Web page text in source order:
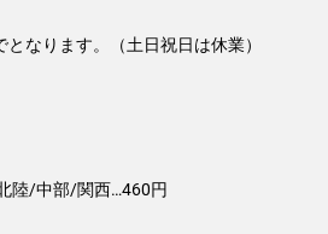
なります。（土日祝日は休業）
陸/中部/関西…460円